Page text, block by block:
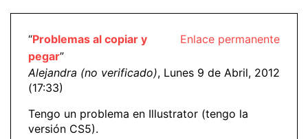
Enlace permanente
“Problemas al copiar y
pegar”
Alejandra (no verificado), Lunes 9 de Abril, 2012
(17:33)
Tengo un problema en Illustrator (tengo la
versión CS5).